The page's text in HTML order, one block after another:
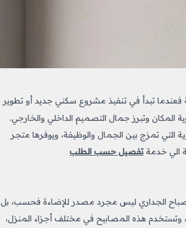
فعندما تبدأ في تنفيذ مشروع سكني جديد أو تطوير
المكان وتبرز جمال التصميم الداخلي والخارجي.
التي تمزج بين الجمال والوظيفة، ويوفرها متجر
الي خدمة تفصيل حسب الطلب
الجداري ليس مجرد مصدر للإضاءة فحسب، بل
هذه المصابيح في مختلف أجزاء المنزل،